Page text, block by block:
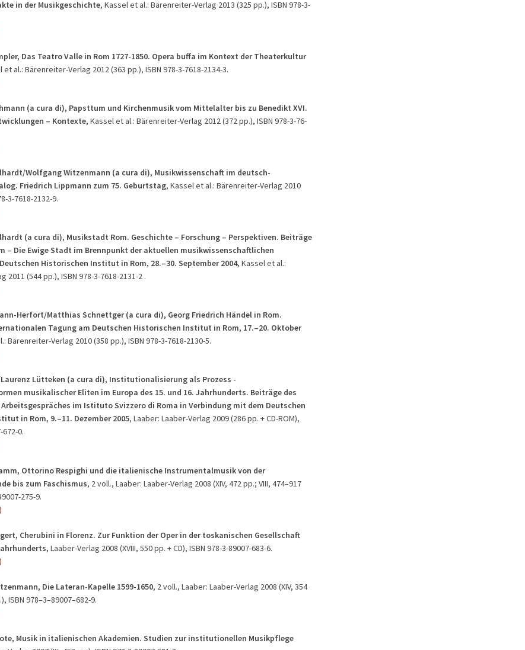
in der Musikgeschichte, Kassel et al.: Bärenreiter-Verlag 2013 (325 pp.), ISBN 978-3-
Das Teatro Valle in Rom 1727-1850. Opera buffa im Kontext der Theaterkultur
et al.: Bärenreiter-Verlag 2012 (363 pp.), ISBN 978-3-7618-2134-3.
(a cura di), Papsttum und Kirchenmusik vom Mittelalter bis zu Benedikt XVI.
– Kontexte, Kassel et al.: Bärenreiter-Verlag 2012 (372 pp.), ISBN 978-3-76-
Wolfgang Witzenmann (a cura di), Musikwissenschaft im deutsch-
Friedrich Lippmann zum 75. Geburtstag, Kassel et al.: Bärenreiter-Verlag 2010
3-7618-2132-9.
(a cura di), Musikstadt Rom. Geschichte – Forschung – Perspektiven. Beiträge
– Die Ewige Stadt im Brennpunkt der aktuellen musikwissenschaftlichen
Historischen Institut in Rom, 28.–30. September 2004, Kassel et al.:
2011 (544 pp.), ISBN 978-3-7618-2131-2 .
Herfort/Matthias Schnettger (a cura di), Georg Friedrich Händel in Rom.
Tagung am Deutschen Historischen Institut in Rom, 17.–20. Oktober
Bärenreiter-Verlag 2010 (358 pp.), ISBN 978-3-7618-2130-5.
Lütteken (a cura di), Institutionalisierung als Prozess -
musikalischer Eliten im Europa des 15. und 16. Jahrhunderts. Beiträge des
im Istituto Svizzero di Roma in Verbindung mit dem Deutschen
in Rom, 9.–11. Dezember 2005, Laaber: Laaber-Verlag 2009 (286 pp. + CD-ROM),
672-0.
Ottorino Respighi und die italienische Instrumentalmusik von der
bis zum Faschismus, 2 voll., Laaber: Laaber-Verlag 2008 (XIV, 472 pp.; VIII, 474–917
275-9.
Cherubini in Florenz. Zur Funktion der Oper in der toskanischen Gesellschaft
Laaber-Verlag 2008 (XVIII, 550 pp. + CD), ISBN 978-3-89007-683-6.
Die Lateran-Kapelle 1599-1650, 2 voll., Laaber: Laaber-Verlag 2008 (XIV, 354
ISBN 978–3–89007–682-9.
Musik in italienischen Akademien. Studien zur institutionellen Musikpflege